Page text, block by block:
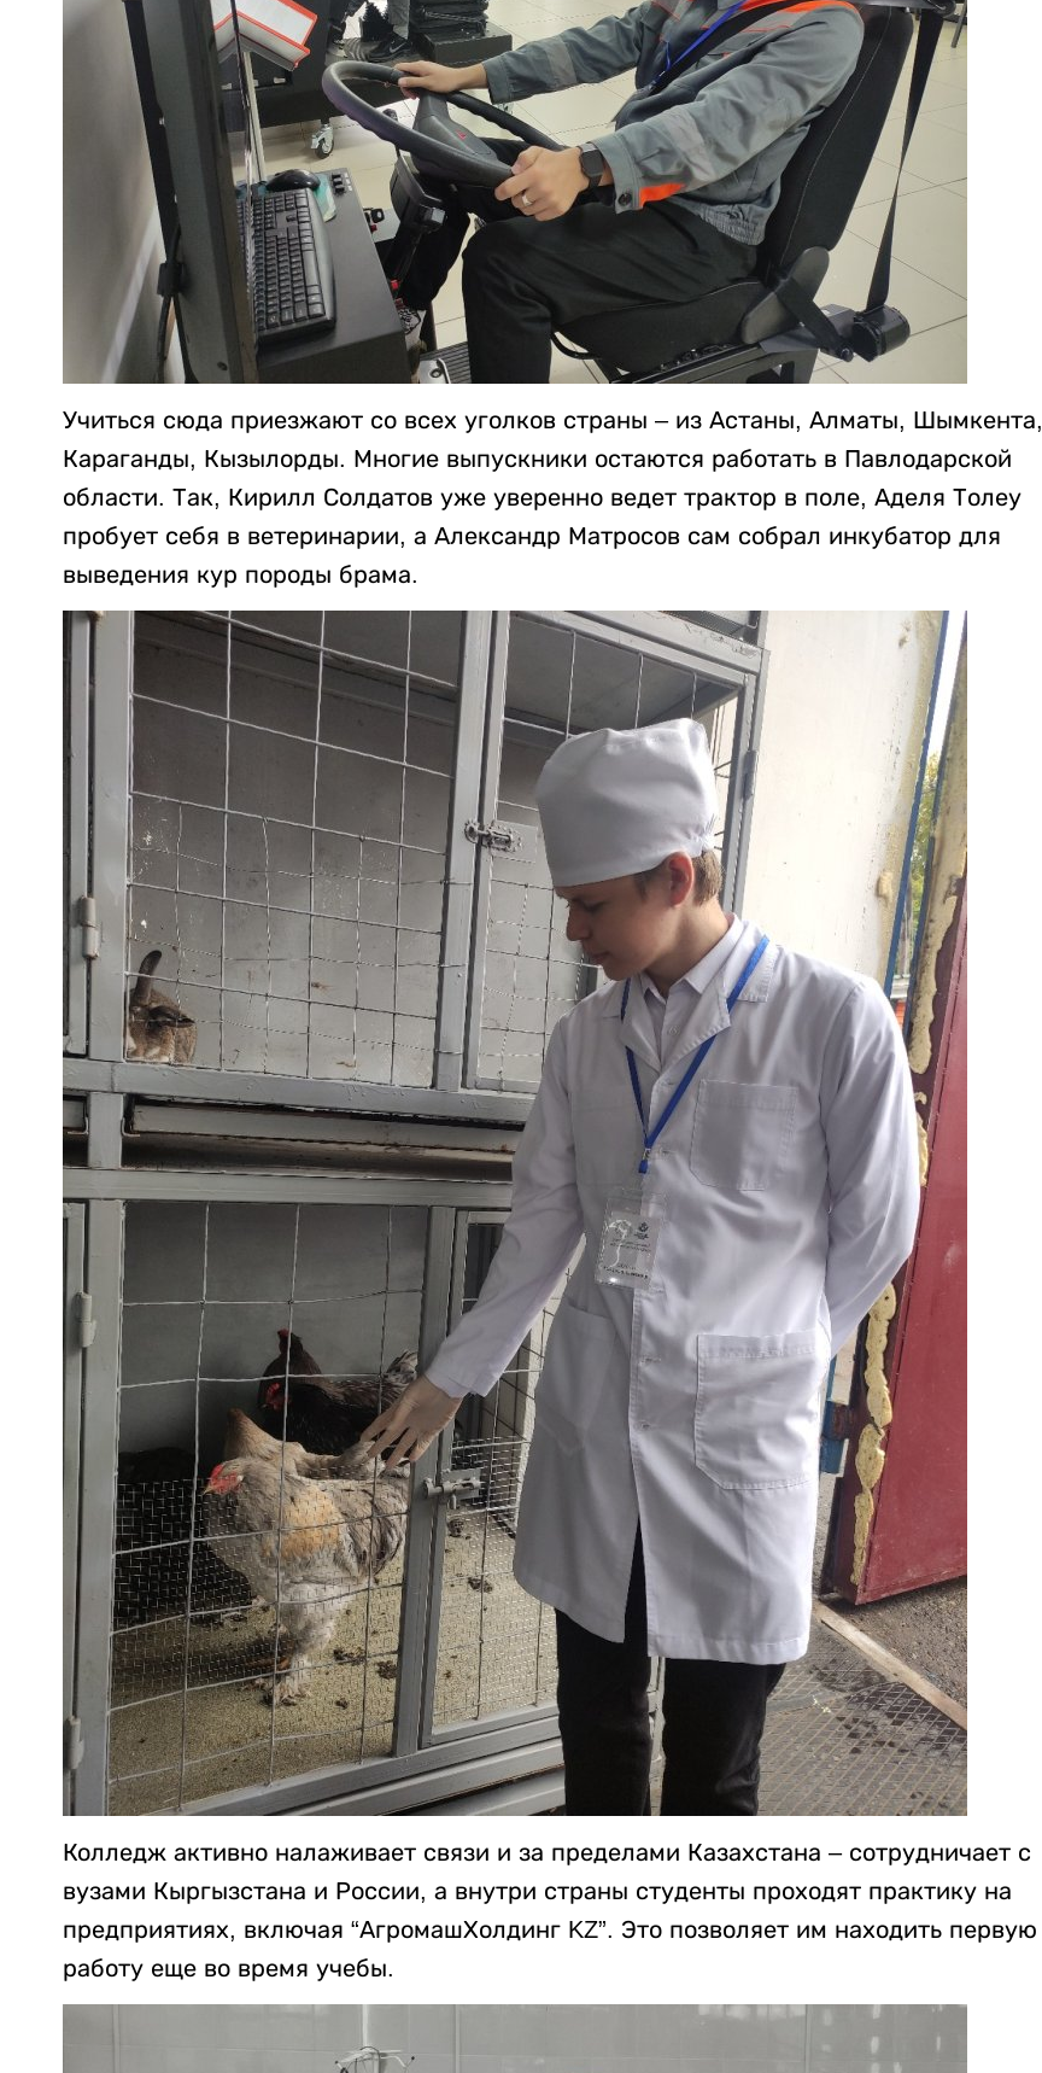
Учиться сюда приезжают со всех уголков страны – из Астаны, Алматы, Шымкента,
Караганды, Кызылорды. Многие выпускники остаются работать в Павлодарской
области. Так, Кирилл Солдатов уже уверенно ведет трактор в поле, Аделя Толеу
пробует себя в ветеринарии, а Александр Матросов сам собрал инкубатор для
выведения кур породы брама.
Колледж активно налаживает связи и за пределами Казахстана – сотрудничает с
вузами Кыргызстана и России, а внутри страны студенты проходят практику на
предприятиях, включая “АгромашХолдинг KZ”. Это позволяет им находить первую
работу еще во время учебы.